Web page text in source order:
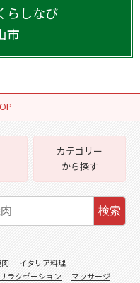
らしなび
市
カテゴリー
から探す
検索
イタリア料理
リラクゼーション
マッサージ